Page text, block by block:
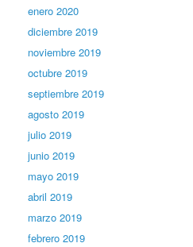
enero 2020
diciembre 2019
noviembre 2019
octubre 2019
septiembre 2019
agosto 2019
julio 2019
junio 2019
mayo 2019
abril 2019
marzo 2019
febrero 2019